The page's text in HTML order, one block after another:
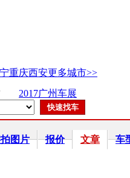
重庆西安更多城市>>
2017广州车展
图片 报价 文章 车